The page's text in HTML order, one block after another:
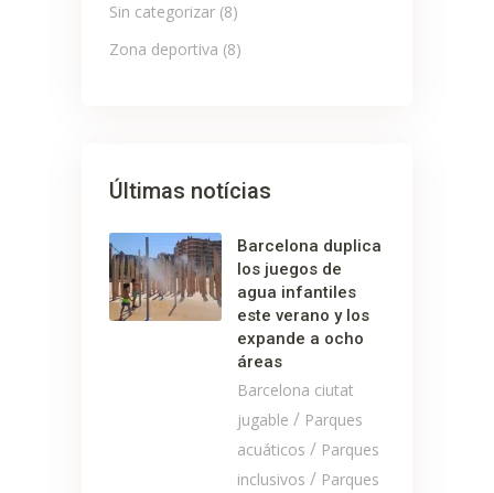
Sin categorizar (8)
Zona deportiva (8)
Últimas notícias
Barcelona duplica
los juegos de
agua infantiles
este verano y los
expande a ocho
áreas
Barcelona ciutat
jugable / Parques
acuáticos / Parques
inclusivos / Parques